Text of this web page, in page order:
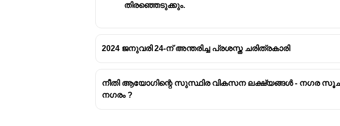
തിരഞ്ഞെടുക്കും.
2024 ജനുവരി 24-ന് അന്തരിച്ച പ്രശസ്ത ചരിത്രകാരി
നീതി ആയോഗിന്റെ സുസ്ഥിര വികസന ലക്ഷ്യങ്ങൾ - നഗര
നഗരം ?